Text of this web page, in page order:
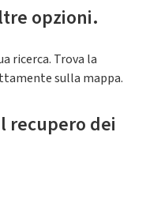
opzioni.
ricerca. Trova la
sulla mappa.
recupero dei